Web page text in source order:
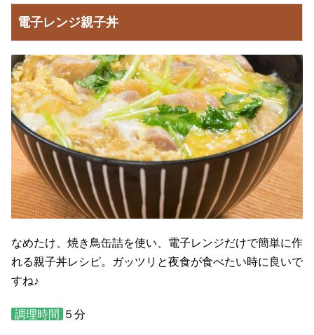
電子レンジ親子丼
なめたけ、焼き鳥缶詰を使い、電子レンジだけで簡単に作
れる親子丼レシピ。ガッツリと夜食が食べたい時に良いで
すね♪
調理時間 ５分